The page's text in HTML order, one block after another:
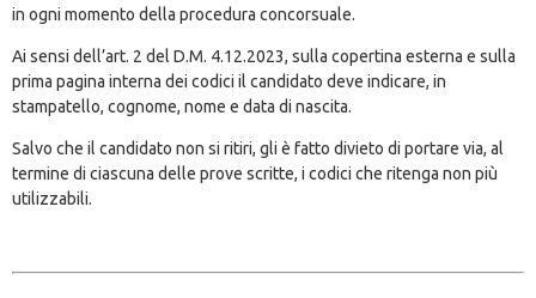
in ogni momento della procedura concorsuale.
Ai sensi dell’art. 2 del D.M. 4.12.2023, sulla copertina esterna e sulla
prima pagina interna dei codici il candidato deve indicare, in
stampatello, cognome, nome e data di nascita.
Salvo che il candidato non si ritiri, gli è fatto divieto di portare via, al
termine di ciascuna delle prove scritte, i codici che ritenga non più
utilizzabili.